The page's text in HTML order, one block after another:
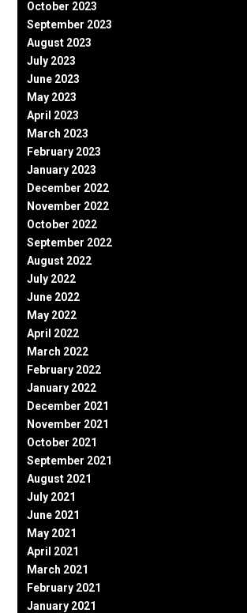
October 2023
September 2023
August 2023
July 2023
June 2023
May 2023
April 2023
March 2023
February 2023
January 2023
December 2022
November 2022
October 2022
September 2022
August 2022
July 2022
June 2022
May 2022
April 2022
March 2022
February 2022
January 2022
December 2021
November 2021
October 2021
September 2021
August 2021
July 2021
June 2021
May 2021
April 2021
March 2021
February 2021
January 2021